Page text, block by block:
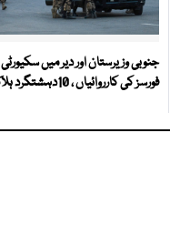
جنوبی وزیرستان اور دیر میں سکیورٹی
فورسز کی کارروائیاں ، 10دہشتگرد ہلاک